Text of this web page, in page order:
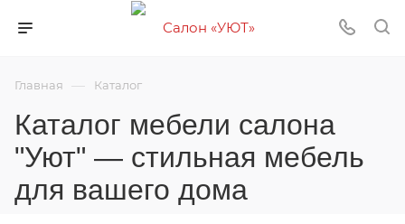
Главная — Каталог
Каталог мебели салона
"Уют" — стильная мебель
для вашего дома